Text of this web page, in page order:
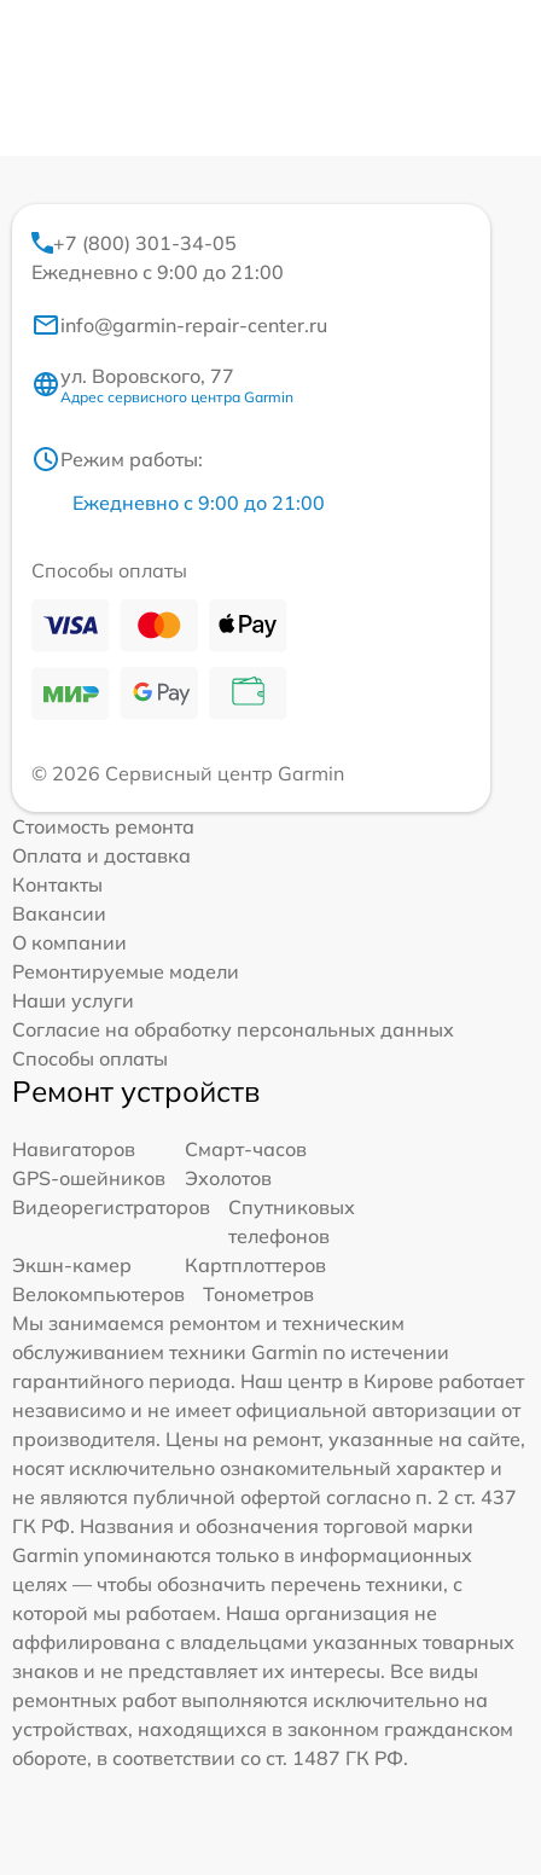
+7 (800) 301-34-05
Ежедневно с 9:00 до 21:00
info@garmin-repair-center.ru
ул. Воровского, 77
Адрес сервисного центра Garmin
Режим работы:
Ежедневно с 9:00 до 21:00
Способы оплаты
© 2026 Сервисный центр Garmin
Стоимость ремонта
Оплата и доставка
Контакты
Вакансии
О компании
Ремонтируемые модели
Наши услуги
Согласие на обработку персональных данных
Способы оплаты
Ремонт устройств
Навигаторов
Смарт-часов
GPS-ошейников
Эхолотов
Видеорегистраторов
Спутниковых
телефонов
Экшн-камер
Картплоттеров
Велокомпьютеров
Тонометров
Мы занимаемся ремонтом и техническим
обслуживанием техники Garmin по истечении
гарантийного периода. Наш центр в Кирове работает
независимо и не имеет официальной авторизации от
производителя. Цены на ремонт, указанные на сайте,
носят исключительно ознакомительный характер и
не являются публичной офертой согласно п. 2 ст. 437
ГК РФ. Названия и обозначения торговой марки
Garmin упоминаются только в информационных
целях — чтобы обозначить перечень техники, с
которой мы работаем. Наша организация не
аффилирована с владельцами указанных товарных
знаков и не представляет их интересы. Все виды
ремонтных работ выполняются исключительно на
устройствах, находящихся в законном гражданском
обороте, в соответствии со ст. 1487 ГК РФ.